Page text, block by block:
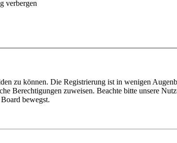
verbergen
zu können. Die Registrierung ist in wenigen
Berechtigungen zuweisen. Beachte bitte unsere
bewegst.